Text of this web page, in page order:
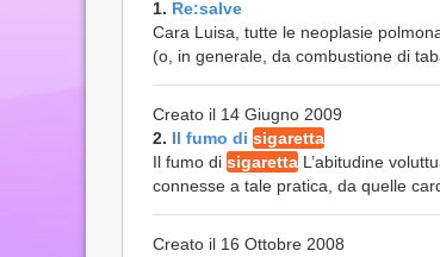
1. Re:salve
Cara Luisa, tutte le neoplasie
(o, in generale, da combustione di
Creato il 14 Giugno 2009
2. Il fumo di sigaretta
Il fumo di sigaretta L’abitudine
connesse a tale pratica, da quelle
Creato il 16 Ottobre 2008